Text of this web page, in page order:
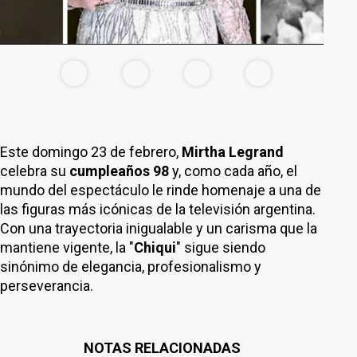
Este domingo 23 de febrero, Mirtha Legrand
celebra su cumpleaños 98y, como cada año, el
mundo del espectáculo le rinde homenaje a una de
las figuras más icónicas de la televisión argentina.
Con una trayectoria inigualable y un carisma que la
mantiene vigente, la "Chiqui" sigue siendo
sinónimo de elegancia, profesionalismo y
perseverancia.
NOTAS RELACIONADAS